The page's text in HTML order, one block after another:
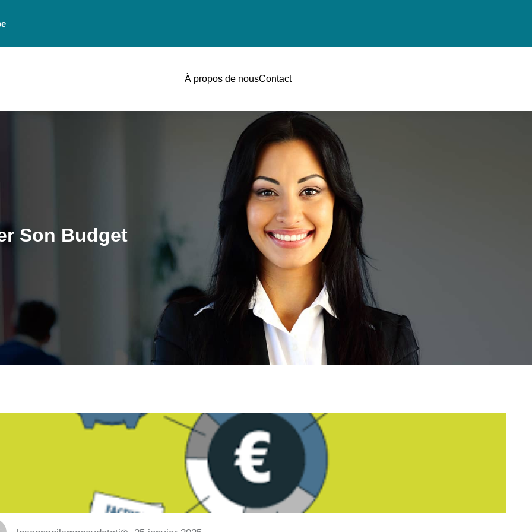
À propos de nousContact
Son Budget